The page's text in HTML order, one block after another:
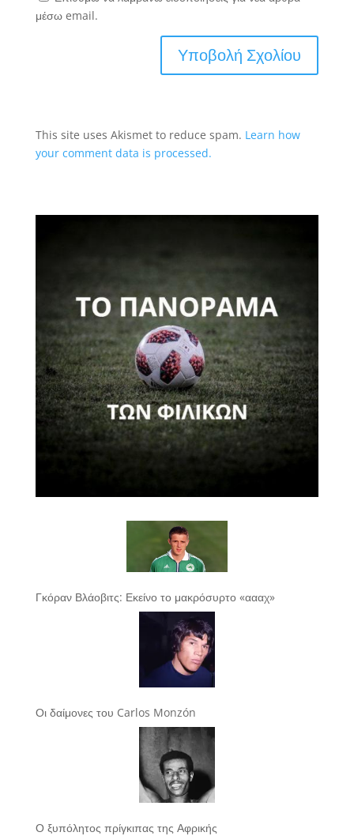
μέσω email.
This site uses Akismet to reduce spam. Learn how
your comment data is processed.
Γκόραν Βλάοβιτς: Εκείνο το μακρόσυρτο «αααχ»
Οι δαίμονες του Carlos Monzón
Ο ξυπόλητος πρίγκιπας της Αφρικής